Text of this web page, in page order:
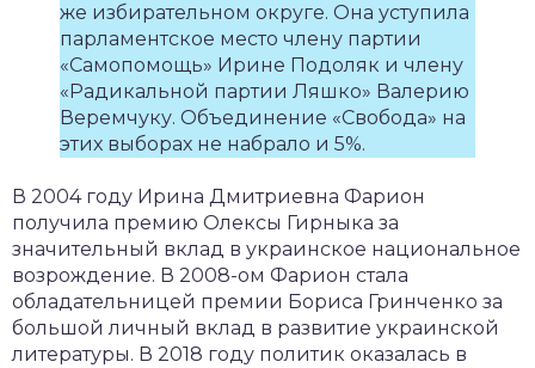
же избирательном округе. Она уступила
парламентское место члену партии
«Самопомощь» Ирине Подоляк и члену
«Радикальной партии Ляшко» Валерию
Веремчуку. Объединение «Свобода» на
этих выборах не набрало и 5%.
В 2004 году Ирина Дмитриевна Фарион
получила премию Олексы Гирныка за
значительный вклад в украинское национальное
возрождение. В 2008-ом Фарион стала
обладательницей премии Бориса Гринченко за
большой личный вклад в развитие украинской
литературы. В 2018 году политик оказалась в